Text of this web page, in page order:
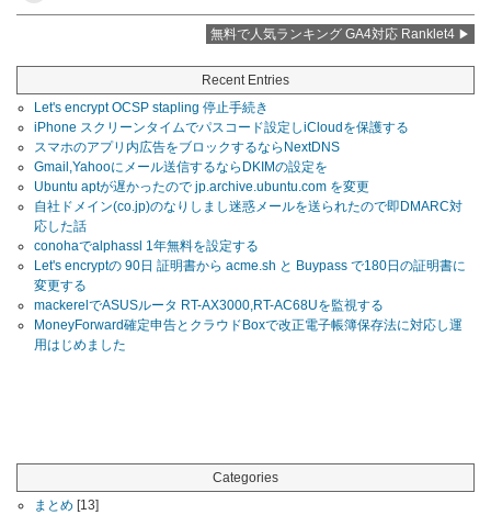
無料で人気ランキング GA4対応 Ranklet4
Recent Entries
Let's encrypt OCSP stapling 停止手続き
iPhone スクリーンタイムでパスコード設定しiCloudを保護する
スマホのアプリ内広告をブロックするならNextDNS
Gmail,Yahooにメール送信するならDKIMの設定を
Ubuntu aptが遅かったので jp.archive.ubuntu.com を変更
自社ドメイン(co.jp)のなりしまし迷惑メールを送られたので即DMARC対
応した話
conohaでalphassl 1年無料を設定する
Let's encryptの 90日 証明書から acme.sh と Buypass で180日の証明書に
変更する
mackerelでASUSルータ RT-AX3000,RT-AC68Uを監視する
MoneyForward確定申告とクラウドBoxで改正電子帳簿保存法に対応し運
用はじめました
Categories
まとめ [13]